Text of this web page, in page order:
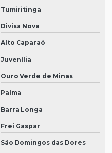
Tumiritinga
Divisa Nova
Alto Caparaó
Juvenília
Ouro Verde de Minas
Palma
Barra Longa
Frei Gaspar
São Domingos das Dores